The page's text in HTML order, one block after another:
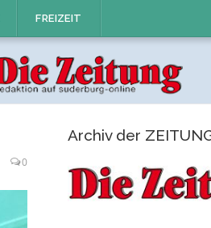
FREIZEIT
0
Archiv der